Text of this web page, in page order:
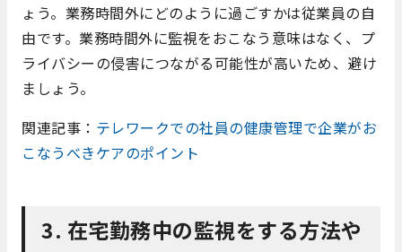
ょう。業務時間外にどのように過ごすかは従業員の自
由です。業務時間外に監視をおこなう意味はなく、プ
ライバシーの侵害につながる可能性が高いため、避け
ましょう。
関連記事： テレワークでの社員の健康管理で企業がお
こなうべきケアのポイント
3. 在宅勤務中の監視をする方法や